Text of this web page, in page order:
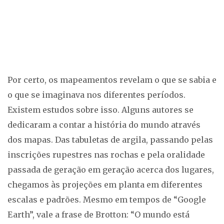
Por certo, os mapeamentos revelam o que se sabia e
o que se imaginava nos diferentes períodos.
Existem estudos sobre isso. Alguns autores se
dedicaram a contar a história do mundo através
dos mapas. Das tabuletas de argila, passando pelas
inscrições rupestres nas rochas e pela oralidade
passada de geração em geração acerca dos lugares,
chegamos às projeções em planta em diferentes
escalas e padrões. Mesmo em tempos de “Google
Earth”, vale a frase de Brotton: “O mundo está